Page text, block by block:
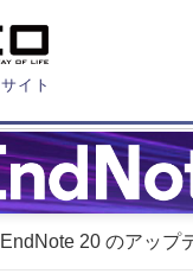
イト
20 のアップ